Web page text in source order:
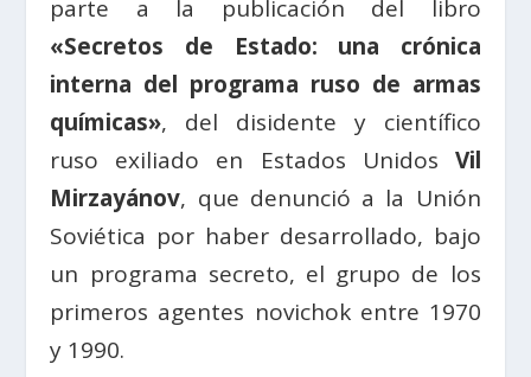
parte a la publicación del libro
«Secretos de Estado: una crónica
interna del programa ruso de armas
químicas», del disidente y científico
ruso exiliado en Estados Unidos Vil
Mirzayánov, que denunció a la Unión
Soviética por haber desarrollado, bajo
un programa secreto, el grupo de los
primeros agentes novichok entre 1970
y 1990.